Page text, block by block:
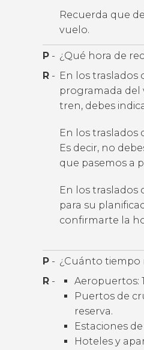
Recuerda que
vuelo.
P - ¿Qué hora de
R - En los traslados
programada del
tren, debes
En los traslados
Es decir, no
que pasemos a
En los traslados
para su
confirmarte la
P - ¿Cuánto tiempo
R -
Aeropuertos:
Puertos de
reserva.
Estaciones
Hoteles y